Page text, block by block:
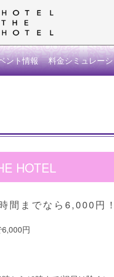
ント情報 料金シミュレー
HOTEL
間までなら6,000円！
円